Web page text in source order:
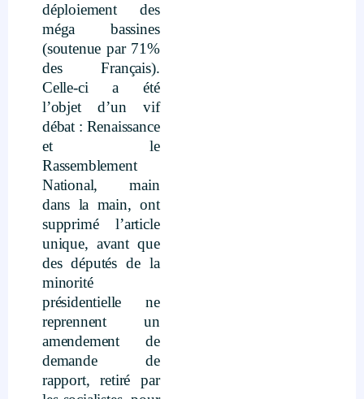
déploiement des
méga bassines
(soutenue par 71%
des Français).
Celle-ci a été
l’objet d’un vif
débat : Renaissance
et le
Rassemblement
National, main
dans la main, ont
supprimé l’article
unique, avant que
des députés de la
minorité
présidentielle ne
reprennent un
amendement de
demande de
rapport, retiré par